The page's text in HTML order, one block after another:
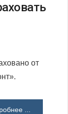
от
...